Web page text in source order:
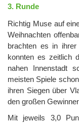
3. Runde
Richtig Muse auf
Weihnachten
brachten es in
konnten es zeitlich
nahen Innenstadt
meisten Spiele
ihren Siegen über
den großen
Mit jeweils 3,0